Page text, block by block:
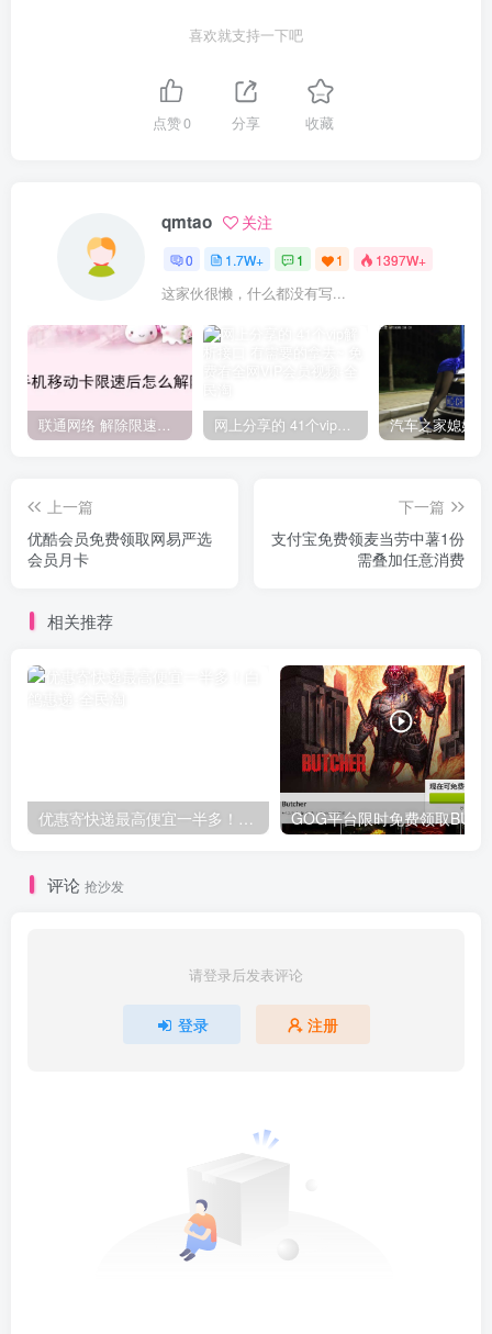
喜欢就支持一下吧
点赞0 分享 收藏
qmtao 关注
0 1.7W+ 1 1 1397W+
这家伙很懒，什么都没有写...
联通网络 解除限速方法参考！畅享、畅玩、老白干等及其它地区自测了 网上分享的 41个vip解析接口 有需要的拿去~ 免费看全网VIP会员视频
上一篇
优酷会员免费领取网易严选
会员月卡
下一篇
支付宝免费领麦当劳中薯1份
需叠加任意消费
相关推荐
优惠寄快递最高便宜一半多！白鸽惠递
评论 抢沙发
请登录后发表评论
登录 注册